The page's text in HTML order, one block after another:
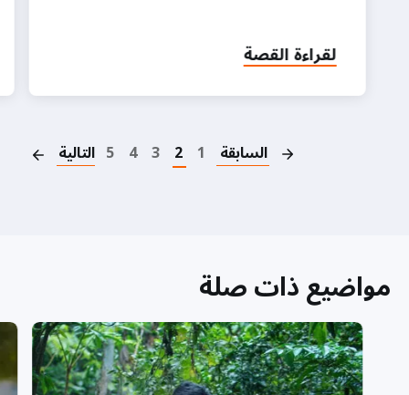
لقراءة القصة
السابقة 1
2
3
4
5 التالية
مواضيع ذات صلة